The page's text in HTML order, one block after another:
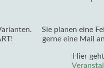
Sie planen eine
gerne eine Mail
Hier